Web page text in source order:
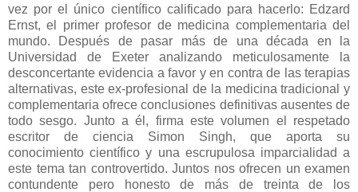
vez por el único científico calificado para hacerlo: Edzard
Ernst, el primer profesor de medicina complementaria del
mundo. Después de pasar más de una década en la
Universidad de Exeter analizando meticulosamente la
desconcertante evidencia a favor y en contra de las terapias
alternativas, este ex-profesional de la medicina tradicional y
complementaria ofrece conclusiones definitivas ausentes de
todo sesgo. Junto a él, firma este volumen el respetado
escritor de ciencia Simon Singh, que aporta su
conocimiento científico y una escrupulosa imparcialidad a
este tema tan controvertido. Juntos nos ofrecen un examen
contundente pero honesto de más de treinta de los